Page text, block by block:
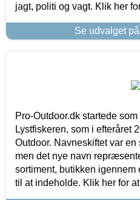
jagt, politi og vagt. Klik her
Se udvalget
Pro-Outdoor.dk startede
Lystfiskeren, som i efteråret
Outdoor. Navneskiftet var
men det nye navn
sortiment, butikken
til at indeholde. Klik her for